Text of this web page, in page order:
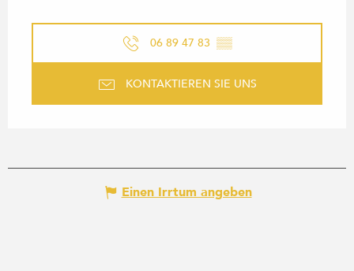
06 89 47 83 ▒▒
KONTAKTIEREN SIE UNS
Einen Irrtum angeben